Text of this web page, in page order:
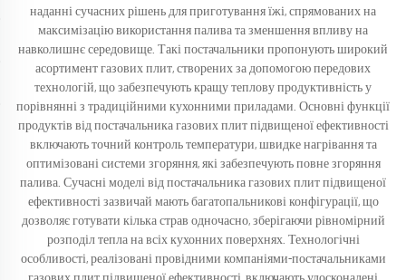
наданні сучасних рішень для приготування їжі, спрямованих на
максимізацію використання палива та зменшення впливу на
навколишнє середовище. Такі постачальники пропонують широкий
асортимент газових плит, створених за допомогою передових
технологій, що забезпечують кращу теплову продуктивність у
порівнянні з традиційними кухонними приладами. Основні функції
продуктів від постачальника газових плит підвищеної ефективності
включають точний контроль температури, швидке нагрівання та
оптимізовані системи згоряння, які забезпечують повне згоряння
палива. Сучасні моделі від постачальника газових плит підвищеної
ефективності зазвичай мають багатопальникові конфігурації, що
дозволяє готувати кілька страв одночасно, зберігаючи рівномірний
розподіл тепла на всіх кухонних поверхнях. Технологічні
особливості, реалізовані провідними компаніями-постачальниками